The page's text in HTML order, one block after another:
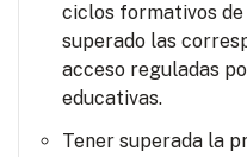
ciclos formativos
superado las
acceso reguladas
educativas.
Tener superada la